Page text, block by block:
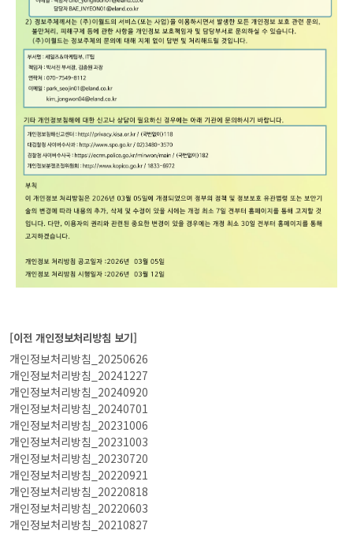
[이전 개인정보처리방침 보기]
개인정보처리방침_20250626
개인정보처리방침_20241227
개인정보처리방침_20240920
개인정보처리방침_20240701
개인정보처리방침_20231006
개인정보처리방침_20231003
개인정보처리방침_20230720
개인정보처리방침_20220921
개인정보처리방침_20220818
개인정보처리방침_20220603
개인정보처리방침_20210827